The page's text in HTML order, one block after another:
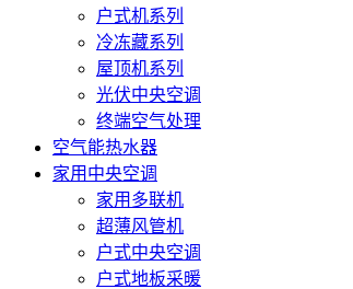
户式机系列
冷冻藏系列
屋顶机系列
光伏中央空调
终端空气处理
空气能热水器
家用中央空调
家用多联机
超薄风管机
户式中央空调
户式地板采暖